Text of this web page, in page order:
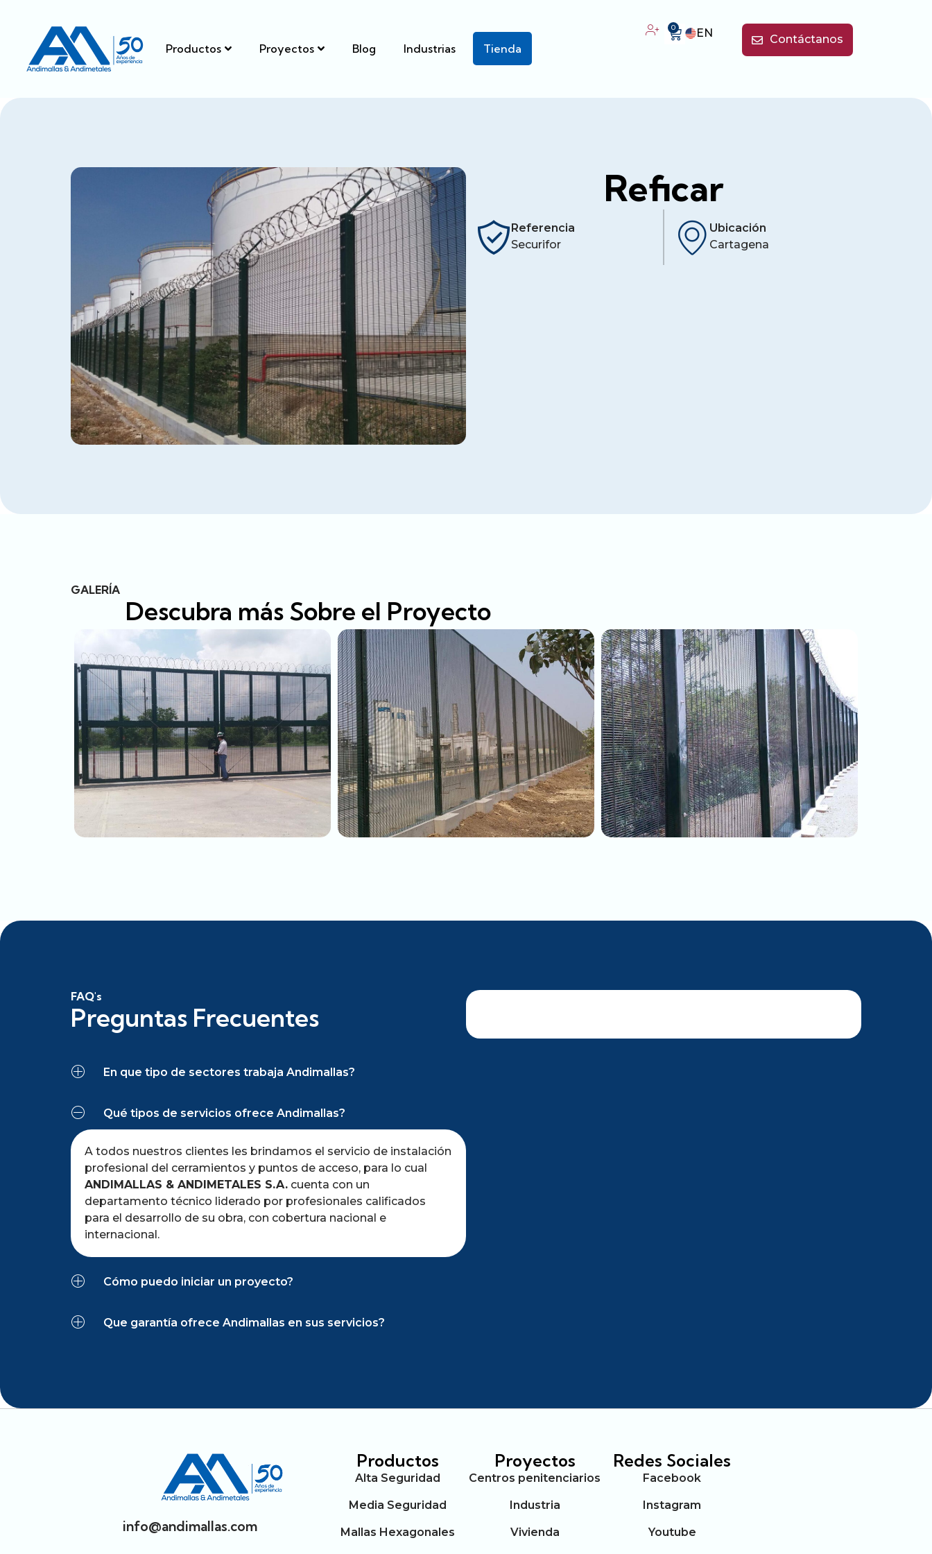
Productos Proyectos Blog Industrias Tienda
0 EN Contáctanos
Reficar
Referencia
Securifor
Ubicación
Cartagena
GALERÍA
Descubra más Sobre el Proyecto
FAQ's
Preguntas Frecuentes
En que tipo de sectores trabaja Andimallas?
Qué tipos de servicios ofrece Andimallas?
A todos nuestros clientes les brindamos el servicio de instalación
profesional del cerramientos y puntos de acceso, para lo cual
ANDIMALLAS & ANDIMETALES S.A. cuenta con un
departamento técnico liderado por profesionales calificados
para el desarrollo de su obra, con cobertura nacional e
internacional.
Cómo puedo iniciar un proyecto?
Que garantía ofrece Andimallas en sus servicios?
info@andimallas.com
Productos
Alta Seguridad
Media Seguridad
Mallas Hexagonales
Proyectos
Centros penitenciarios
Industria
Vivienda
Redes Sociales
Facebook
Instagram
Youtube